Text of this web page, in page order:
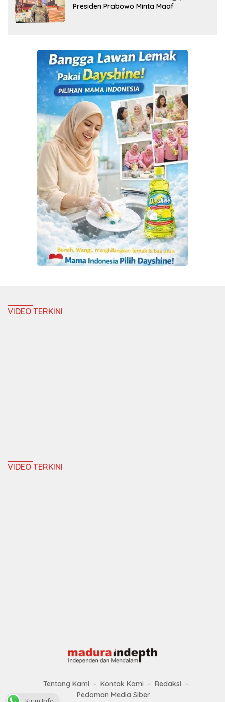
Presiden Prabowo Minta Maaf
VIDEO TERKINI
VIDEO TERKINI
Tentang Kami Kontak Kami
Redaksi
Pedoman Media Siber